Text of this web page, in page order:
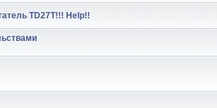
TD27T!!! Help!!